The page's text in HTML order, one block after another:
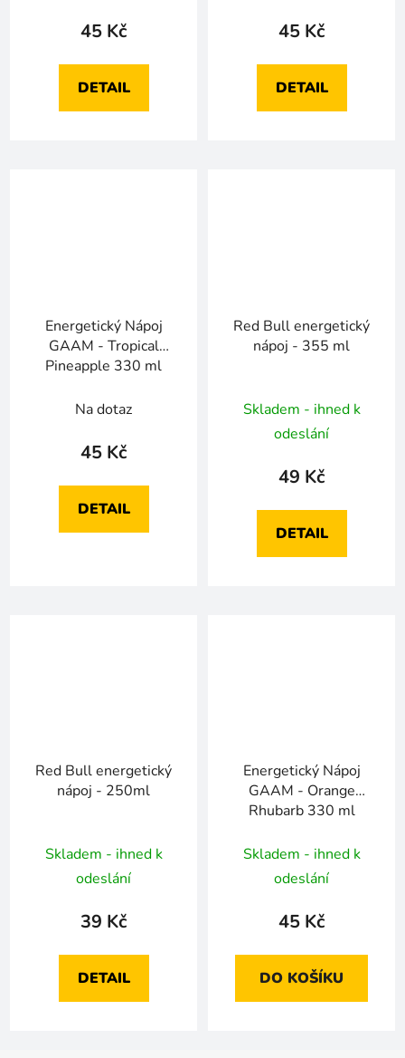
45 Kč
DETAIL
45 Kč
DETAIL
Energetický Nápoj
GAAM - Tropical
Pineapple 330 ml
Na dotaz
45 Kč
DETAIL
Red Bull energetický
nápoj - 355 ml
Skladem - ihned k
odeslání
49 Kč
DETAIL
Red Bull energetický
nápoj - 250ml
Skladem - ihned k
odeslání
39 Kč
DETAIL
Energetický Nápoj
GAAM - Orange
Rhubarb 330 ml
Skladem - ihned k
odeslání
45 Kč
DO KOŠÍKU